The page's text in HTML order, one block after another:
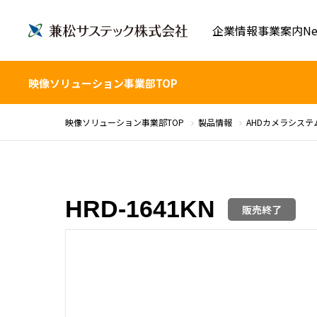
企業情報事業案内
映像ソリューション事業部TOP
映像ソリューション事業部TOP 製品情報 AHDカメラシステ
HRD-1641KN 販売終了